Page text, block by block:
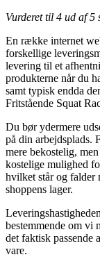
Vurderet til 4 ud af 5
En række internet
forskellige
levering til et
produkterne når du
samt typisk endda
Fritstående Squat
Du bør ydermere
på din arbejdsplads.
mere bekostelig,
kostelige mulighed
hvilket står og falder
shoppens lager.
bestemmende om vi
det faktisk passende
vare.